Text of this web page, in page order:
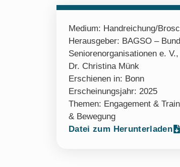
Medium: Handreichung/
Herausgeber: BAGSO –
Seniorenorganisationen e.
Dr. Christina Münk
Erschienen in: Bonn
Erscheinungsjahr: 2025
Themen: Engagement &
& Bewegung
Datei zum Herunterladen